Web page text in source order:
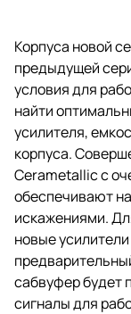
Корпуса новой
предыдущей
условия для
найти
усилителя,
корпуса.
Cerametallic с
обеспечивают
искажениями.
новые
сабвуфер будет
сигналы для